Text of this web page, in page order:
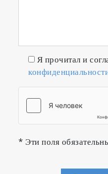
Я прочитал и
* Эти поля